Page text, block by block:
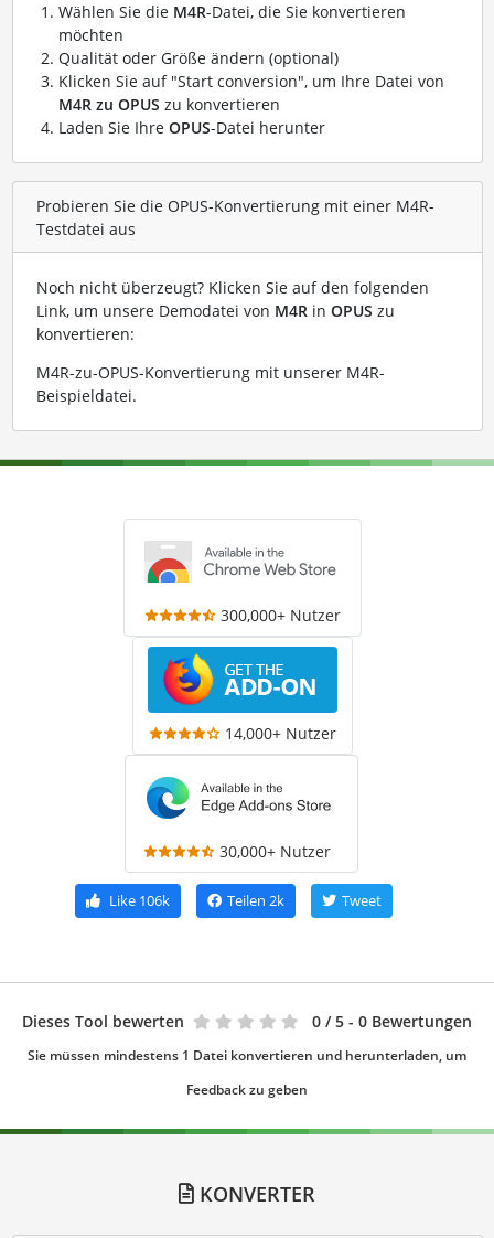
Wählen Sie die M4R-Datei, die Sie konvertieren
möchten
Qualität oder Größe ändern (optional)
Klicken Sie auf "Start conversion", um Ihre Datei von
M4R zu OPUS zu konvertieren
Laden Sie Ihre OPUS-Datei herunter
Probieren Sie die OPUS-Konvertierung mit einer M4R-
Testdatei aus
Noch nicht überzeugt? Klicken Sie auf den folgenden
Link, um unsere Demodatei von M4Rin OPUS zu
konvertieren:
M4R-zu-OPUS-Konvertierung mit unserer M4R-
Beispieldatei.
300,000+ Nutzer
14,000+ Nutzer
30,000+ Nutzer
Like 106k Teilen 2k Tweet
Dieses Tool bewerten 0 / 5 - 0 Bewertungen
Sie müssen mindestens 1 Datei konvertieren und herunterladen, um
Feedback zu geben
KONVERTER